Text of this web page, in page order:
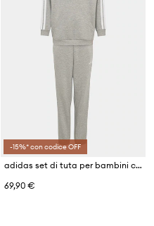
-15%* con codice OFF
adidas set di tuta per bambini con cotone SPORTS DIRECT (SMU)
69,90 €